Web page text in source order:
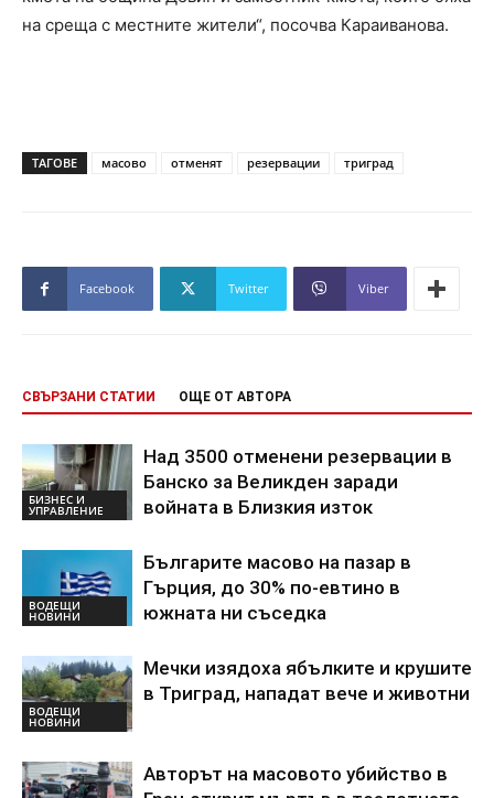
на среща с местните жители“, посочва Караиванова.
ТАГОВЕ масово отменят резервации триград
Facebook Twitter Viber
СВЪРЗАНИ СТАТИИ ОЩЕ ОТ АВТОРА
БИЗНЕС И
УПРАВЛЕНИЕ
Над 3500 отменени резервации в
Банско за Великден заради
войната в Близкия изток
ВОДЕЩИ
НОВИНИ
Българите масово на пазар в
Гърция, до 30% по-евтино в
южната ни съседка
ВОДЕЩИ
НОВИНИ
Мечки изядоха ябълките и крушите
в Триград, нападат вече и животни
Авторът на масовото убийство в